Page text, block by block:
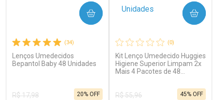
Ativar Desconto
Por R$ 64,79/cada
Ativar Desconto
Por R$ 64,79/cada
Comprar sem Desconto
(34)
Lenços Umedecidos
Bepantol Baby 48 Unidades
R$ 17,98
20% OFF
COMPRAR
(0)
Kit Lenço Umedecido Huggies
Higiene Superior Limpam 2x
Mais 4 Pacotes de 48
R$ 55,96
45% OFF
COMPRAR